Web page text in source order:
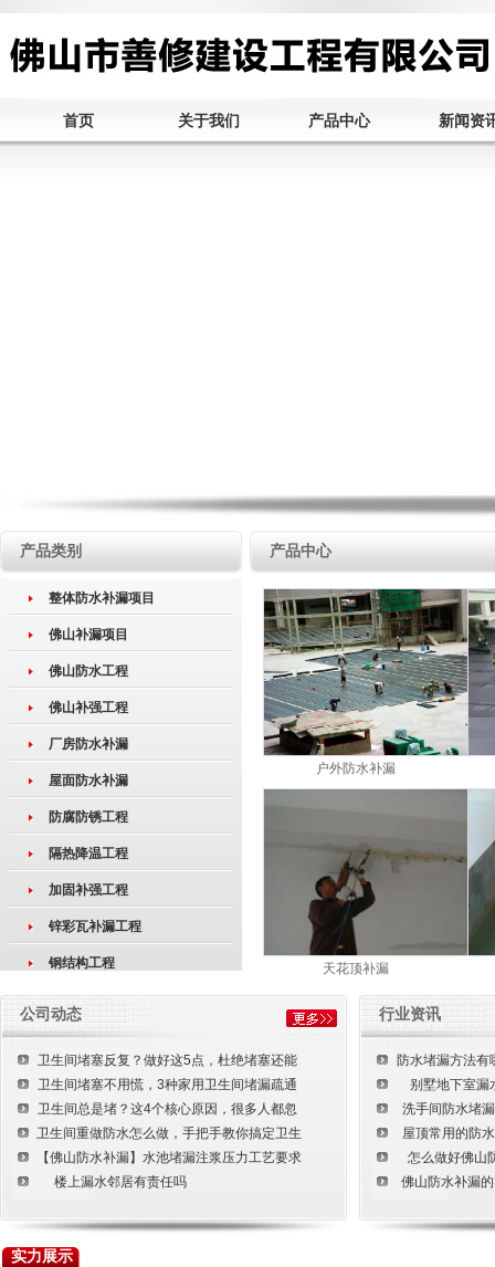
首页 关于我们 产品中心 新闻资
产品类别
整体防水补漏项目
佛山补漏项目
佛山防水工程
佛山补强工程
厂房防水补漏
屋面防水补漏
防腐防锈工程
隔热降温工程
加固补强工程
锌彩瓦补漏工程
钢结构工程
装修装饰工程
楼宇清洁工程
产品中心
户外防水补漏
天花顶补漏
公司动态
卫生间堵塞反复？做好这5点，杜绝堵塞还能
卫生间堵塞不用慌，3种家用卫生间堵漏疏通
卫生间总是堵？这4个核心原因，很多人都忽
卫生间重做防水怎么做，手把手教你搞定卫生
【佛山防水补漏】水池堵漏注浆压力工艺要求
楼上漏水邻居有责任吗
行业资讯
防水堵漏方法有
别墅地下室漏
洗手间防水堵
屋顶常用的防
怎么做好佛山
佛山防水补漏
实力展示